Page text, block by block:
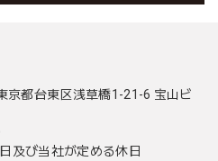
京都台東区浅草橋1-21-6 宝山ビ
及び当社が定める休日